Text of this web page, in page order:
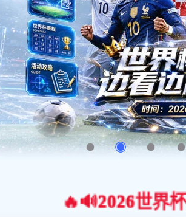
🔥🔊2026世界杯官网